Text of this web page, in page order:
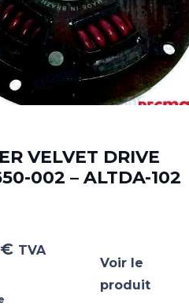
VELVET DRIVE
002 – ALTDA-102
€ TVA
Voir le
produit